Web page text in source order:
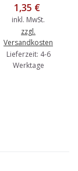
1,35 €
inkl. MwSt.
zzgl.
Versandkosten
Lieferzeit: 4-6
Werktage